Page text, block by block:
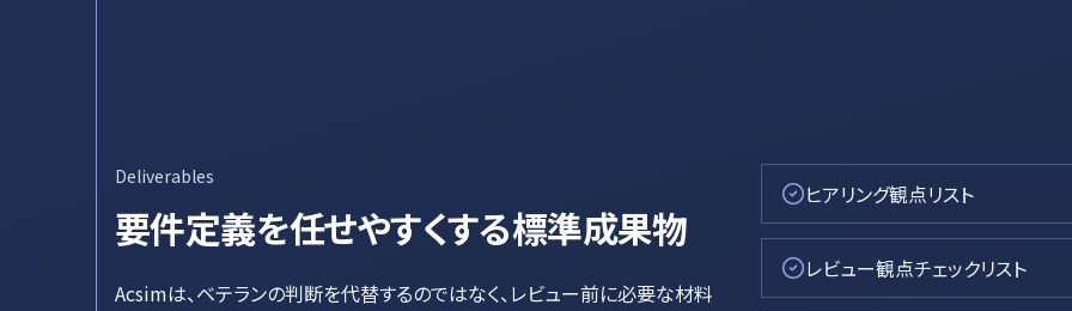
Deliverables
要件定義を任せやすくする標準成果物
Acsimは、ベテランの判断を代替するのではなく、レビュー前に必要な材料
ヒアリング観点リスト
レビュー観点チェックリスト